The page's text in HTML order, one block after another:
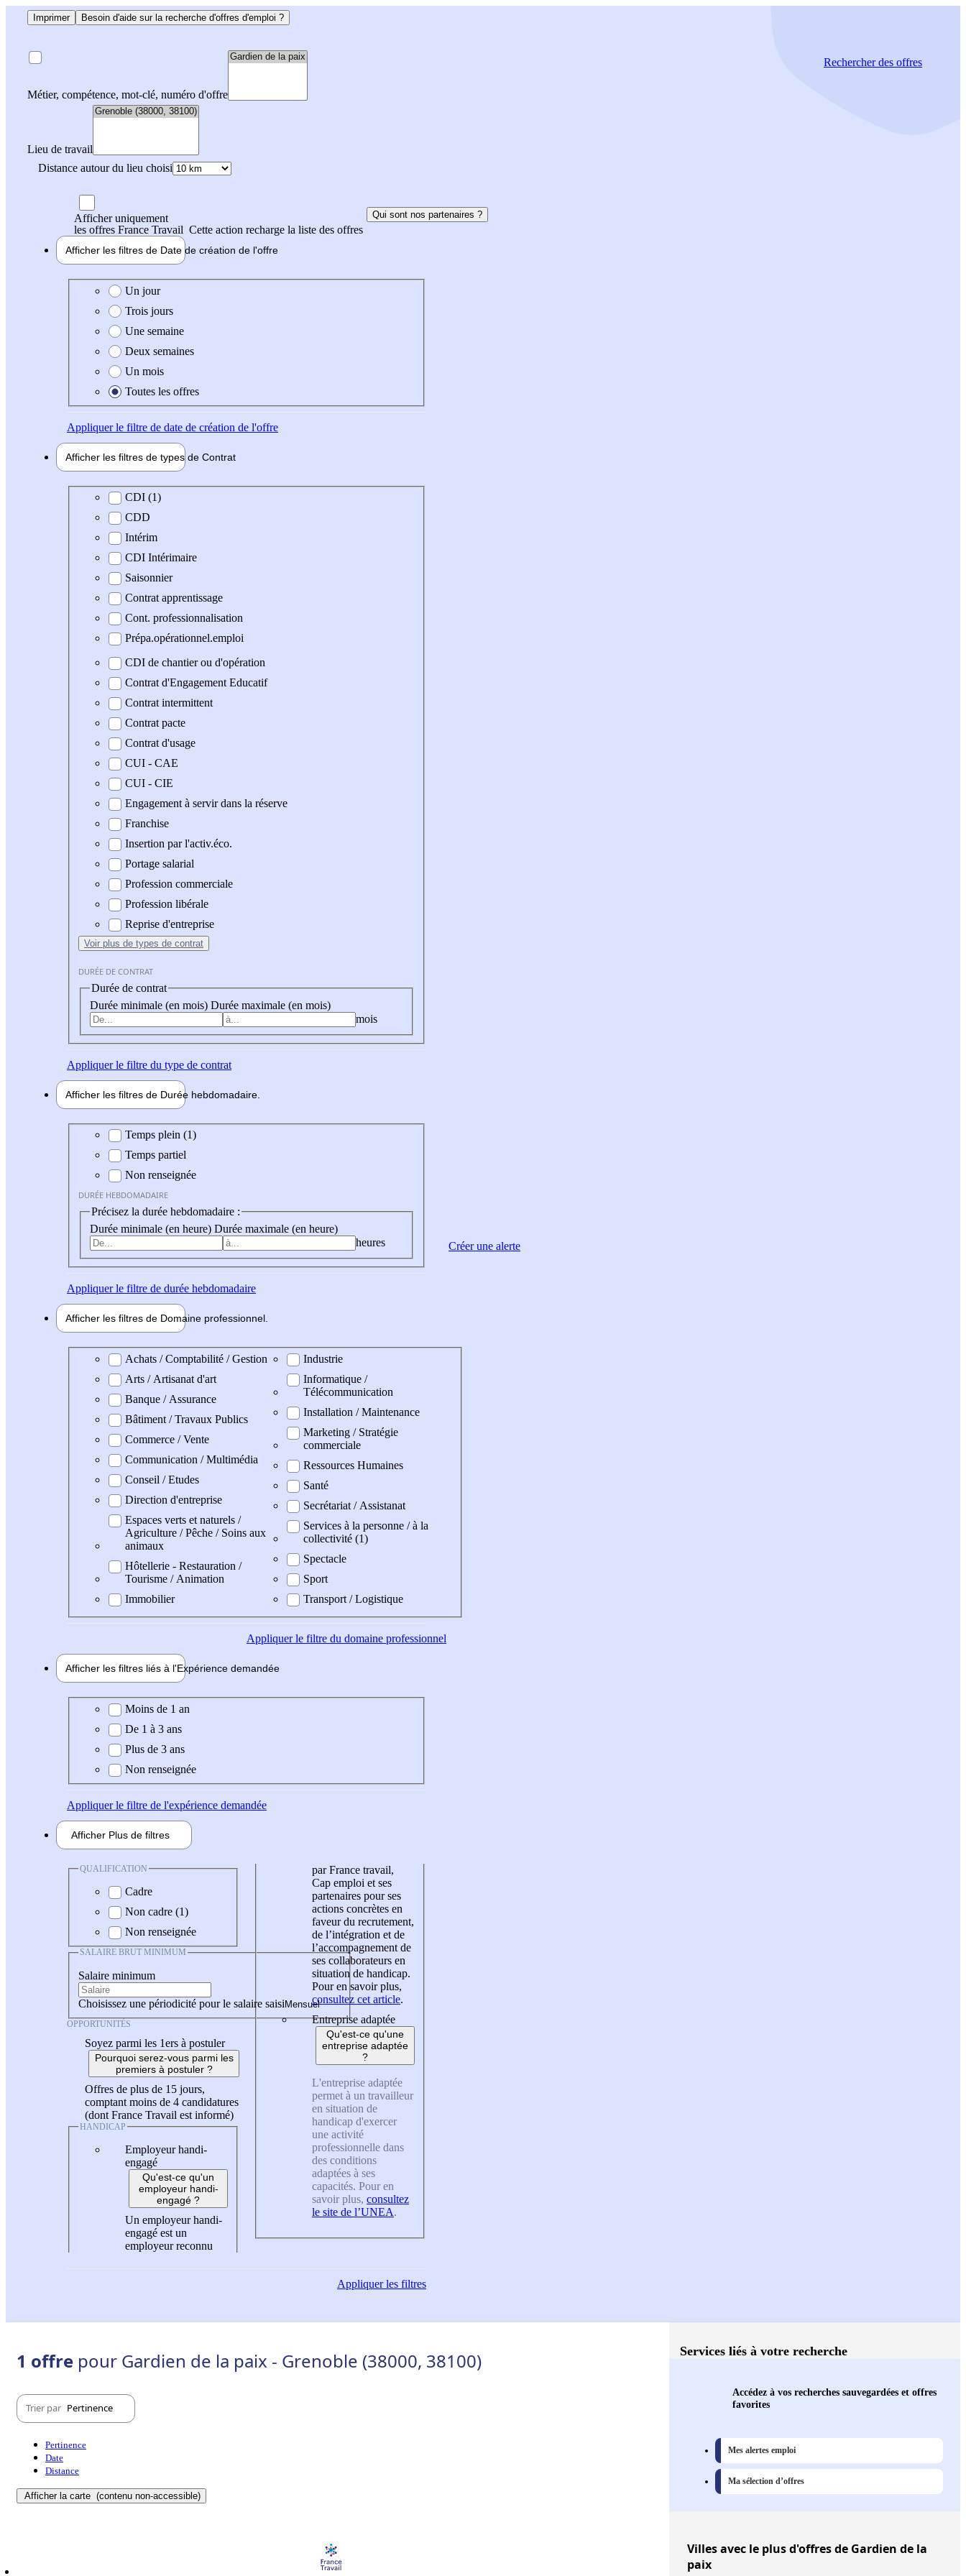
Imprimer Besoin d'aide sur la recherche d'offres d'emploi ?
Métier, compétence, mot-clé, numéro d'offre
Lieu de travail
Distance autour du lieu choisi
Rechercherdes offres
Afficher uniquement
les offres France Travail Cette action recharge la liste des offres
Qui sont nos partenaires ?
Afficher les filtres de Date de création de l'offre
Date de création de l'offre
Un jour
Trois jours
Une semaine
Deux semaines
Un mois
Toutes les offres
Appliquerle filtre de date de création de l'offre
Afficher les filtres de types de Contrat
Type de contrat
CDI (1)
CDD
Intérim
CDI Intérimaire
Saisonnier
Contrat apprentissage
Cont. professionnalisation
Prépa.opérationnel.emploi
CDI de chantier ou d'opération
Contrat d'Engagement Educatif
Contrat intermittent
Contrat pacte
Contrat d'usage
CUI - CAE
CUI - CIE
Engagement à servir dans la réserve
Franchise
Insertion par l'activ.éco.
Portage salarial
Profession commerciale
Profession libérale
Reprise d'entreprise
Voir plus de types de contrat
DURÉE DE CONTRAT
Durée de contrat
Durée minimale (en mois) Durée maximale (en mois)
mois
Appliquerle filtre du type de contrat
Afficher les filtres de Durée hebdomadaire
Durée hebdomadaire
Temps plein (1)
Temps partiel
Non renseignée
DURÉE HEBDOMADAIRE
Précisez la durée hebdomadaire :
Durée minimale (en heure) Durée maximale (en heure)
heures
Appliquerle filtre de durée hebdomadaire
Afficher les filtres de Domaine professionnel
Domaine professionel
Achats / Comptabilité / Gestion
Arts / Artisanat d'art
Banque / Assurance
Bâtiment / Travaux Publics
Commerce / Vente
Communication / Multimédia
Conseil / Etudes
Direction d'entreprise
Espaces verts et naturels /
Agriculture / Pêche / Soins aux
animaux
Hôtellerie - Restauration /
Tourisme / Animation
Immobilier
Industrie
Informatique /
Télécommunication
Installation / Maintenance
Marketing / Stratégie
commerciale
Ressources Humaines
Santé
Secrétariat / Assistanat
Services à la personne / à la
collectivité (1)
Spectacle
Sport
Transport / Logistique
Appliquerle filtre du domaine professionnel
Afficher les filtres liés à l'Expérience demandée
Expérience demandée
Moins de 1 an
De 1 à 3 ans
Plus de 3 ans
Non renseignée
Appliquerle filtre de l'expérience demandée
Afficher Plus de filtres
QUALIFICATION
Cadre
Non cadre (1)
Non renseignée
SALAIRE BRUT MINIMUM
Salaire minimum
Choisissez une périodicité pour le salaire saisi
OPPORTUNITÉS
Soyez parmi les 1ers à postuler
Pourquoi serez-vous parmi les
premiers à postuler ?
Offres de plus de 15 jours,
comptant moins de 4 candidatures
(dont France Travail est informé)
HANDICAP
Employeur handi-
engagé
Qu'est-ce qu'un
employeur handi-
engagé ?
Un employeur handi-
engagé est un
employeur reconnu
par France travail,
Cap emploi et ses
partenaires pour ses
actions concrètes en
faveur du recrutement,
de l’intégration et de
l’accompagnement de
ses collaborateurs en
situation de handicap.
Pour en savoir plus,
consultez cet article.
Entreprise adaptée
Qu'est-ce qu'une
entreprise adaptée
?
L'entreprise adaptée
permet à un travailleur
en situation de
handicap d'exercer
une activité
professionnelle dans
des conditions
adaptées à ses
capacités. Pour en
savoir plus, consultez
le site de l’UNEA.
Appliquerles filtres
Créer une alerte
1 offre pour Gardien de la paix - Grenoble (38000, 38100)
Trier par Pertinence
Pertinence
Date
Distance
Afficher la carte (contenu non-accessible)
Services liés à votre recherche
Accédez à vos recherches sauvegardées et offres
favorites
Mes alertes emploi
Ma sélection d’offres
Villesavec le plus d'offres de Gardien de la
paix